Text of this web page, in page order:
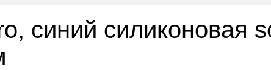
синий силиконовая